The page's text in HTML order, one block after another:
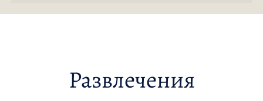
Развлечения